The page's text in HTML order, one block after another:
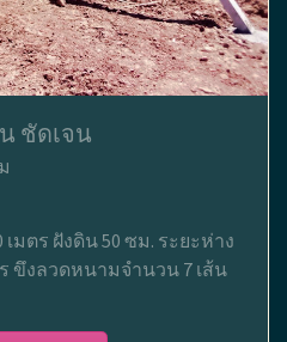
ชัดเจน
เมตร ฝังดิน 50 ซม. ระยะห่าง
ร ขึงลวดหนามจำนวน 7 เส้น